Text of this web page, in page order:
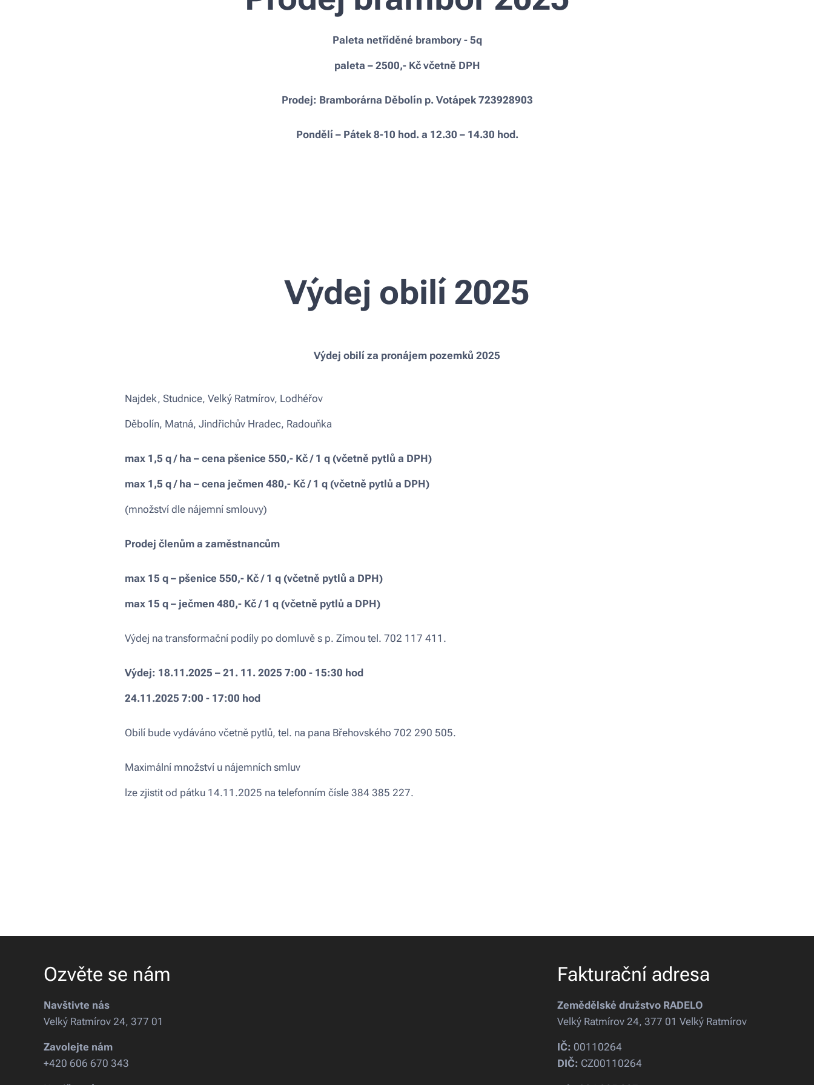
Paleta netříděné brambory - 5q
paleta – 2500,- Kč včetně DPH
Prodej: Bramborárna Děbolín p. Votápek 723928903
Pondělí – Pátek 8-10 hod. a 12.30 – 14.30 hod.
Výdej obilí 2025
Výdej obilí za pronájem pozemků 2025
Najdek, Studnice, Velký Ratmírov, Lodhéřov
Děbolín, Matná, Jindřichův Hradec, Radouňka
max 1,5 q / ha – cena pšenice 550,- Kč / 1 q (včetně pytlů a DPH)
max 1,5 q / ha – cena ječmen 480,- Kč / 1 q (včetně pytlů a DPH)
(množství dle nájemní smlouvy)
Prodej členům a zaměstnancům
max 15 q – pšenice 550,- Kč / 1 q (včetně pytlů a DPH)
max 15 q – ječmen 480,- Kč / 1 q (včetně pytlů a DPH)
Výdej na transformační podíly po domluvě s p. Zímou tel. 702 117 411.
Výdej: 18.11.2025 – 21. 11. 2025 7:00 - 15:30 hod
24.11.2025 7:00 - 17:00 hod
Obilí bude vydáváno včetně pytlů, tel. na pana Břehovského 702 290 505.
Maximální množství u nájemních smluv
lze zjistit od pátku 14.11.2025 na telefonním čísle 384 385 227.
Ozvěte se nám
Navštivte nás
Velký Ratmírov 24, 377 01
Zavolejte nám
+420 606 670 343
Fakturační adresa
Zemědělské družstvo RADELO
Velký Ratmírov 24, 377 01 Velký Ratmírov
IČ: 00110264
DIČ: CZ00110264